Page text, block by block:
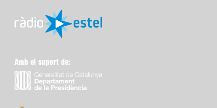
Amb el suport de: